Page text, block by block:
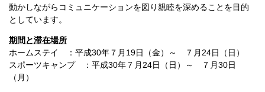
動かしながらコミュニケーションを図り親睦を深めることを目的
としています。
期間と滞在場所
ホームステイ ：平成30年７月19日（金）～ ７月24日（日）
スポーツキャンプ ：平成30年７月24日（日）～ ７月30日
（月）